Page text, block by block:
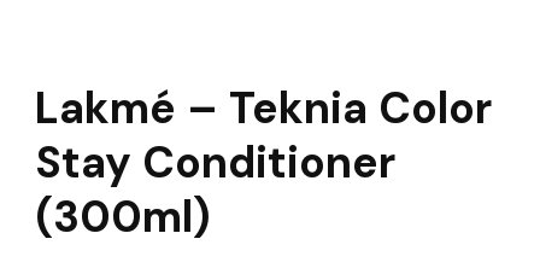
Lakmé – Teknia Color
Stay Conditioner
(300ml)